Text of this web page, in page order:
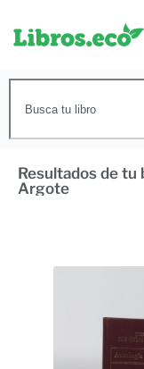
Resultados de tu
Argote